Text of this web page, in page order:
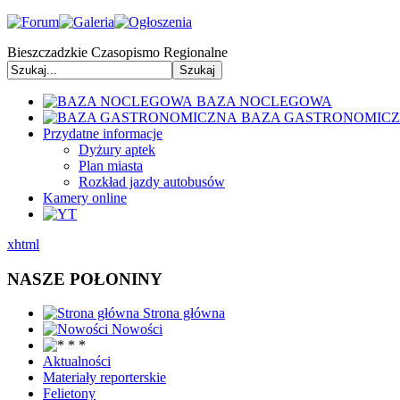
Bieszczadzkie Czasopismo Regionalne
BAZA NOCLEGOWA
BAZA
Przydatne informacje
Dyżury aptek
Plan miasta
Rozkład jazdy autobusów
Kamery online
xhtml
NASZE POŁONINY
Strona główna
Nowości
Aktualności
Materiały reporterskie
Felietony